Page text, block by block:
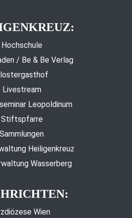
Hochschule
/ Be & Be Verlag
Livestream
Leopoldinum
Stiftspfarre
Sammlungen
Heiligenkreuz
Wasserberg
Wien